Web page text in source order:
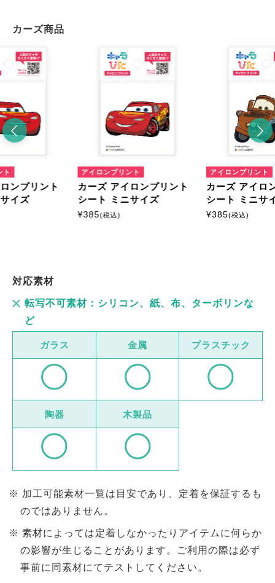
カーズ商品
ト
ンプリント
イズ
アイロンプリント
カーズ アイロンプリント
シート ミニサイズ
¥385(税込)
アイロンプリント
カーズ アイロ
シート ミニサ
¥385(税込)
対応素材
転写不可素材：シリコン、紙、布、ターボリンな
ど
ガラス 金属 プラスチック
陶器 木製品
加工可能素材一覧は目安であり、定着を保証するも
のではありません。
素材によっては定着しなかったりアイテムに何らか
の影響が生じることがあります。ご利用の際は必ず
事前に同素材にてテストしてください。